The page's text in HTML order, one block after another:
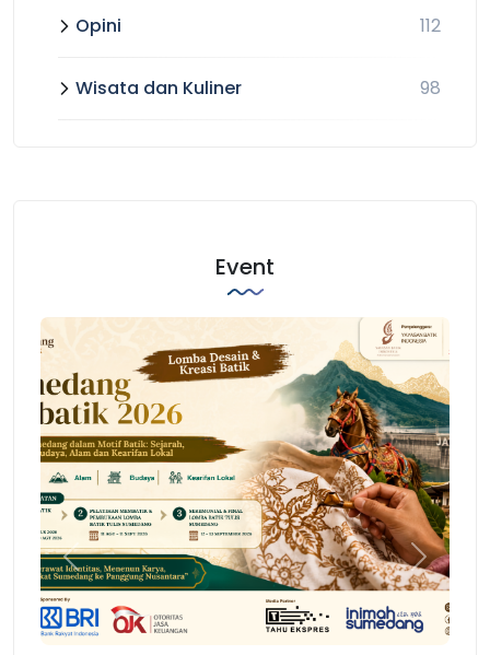
Opini 112
Wisata dan Kuliner 98
Event
Previous Next